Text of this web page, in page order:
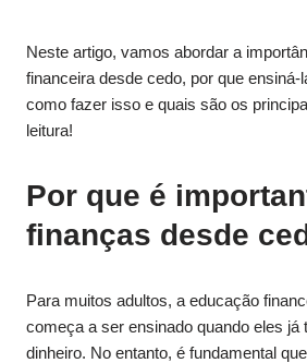
Neste artigo, vamos abordar a
financeira desde cedo, por que ensiná-
como fazer isso e quais são os
leitura!
Por que é
finanças desde
Para muitos adultos, a educação
começa a ser ensinado quando eles já
dinheiro. No entanto, é fundamental